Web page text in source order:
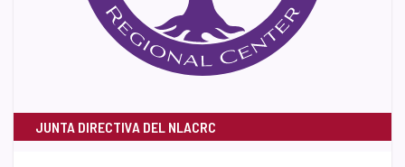
JUNTA DIRECTIVA DEL NLACRC